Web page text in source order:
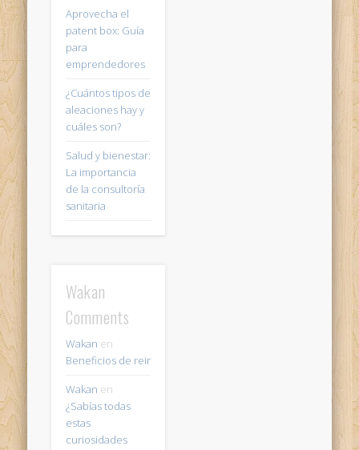
Aprovecha el
patent box: Guía
para
emprendedores
¿Cuántos tipos de
aleaciones hay y
cuáles son?
Salud y bienestar:
La importancia
de la consultoría
sanitaria
Wakan
Comments
Wakan en
Beneficios de reir
Wakan en
¿Sabías todas
estas
curiosidades